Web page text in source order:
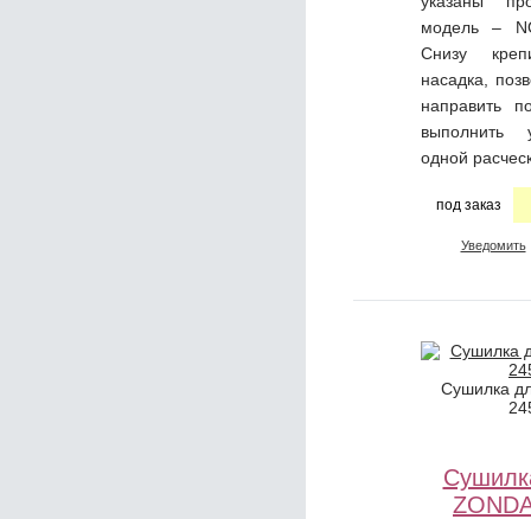
модель –
Снизу
насадка,
направить
выполнить
одной
под заказ
Уведомить
Сушилка